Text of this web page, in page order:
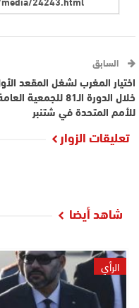
السابق
اختيار المغرب لشغل المقعد
خلال الدورة الـ81 للجمعية
للأمم المتحدة في شتنبر
تعليقات الزوار
شاهد أيضا
الرأي